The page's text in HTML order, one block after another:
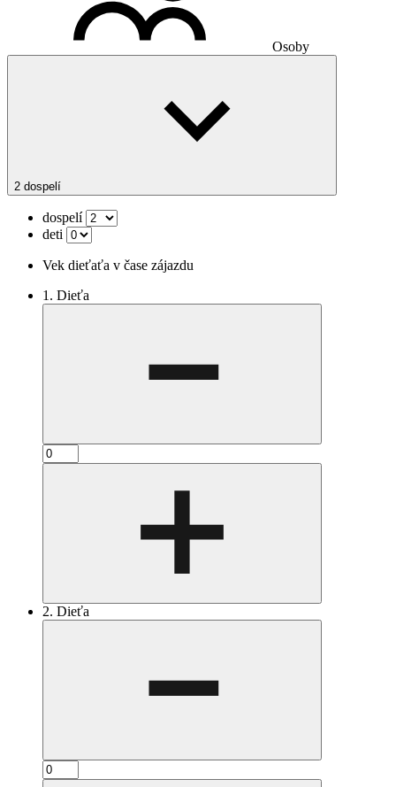
Osoby
2 dospelí
dospelí
deti
Vek dieťaťa v čase zájazdu
1. Dieťa
2. Dieťa